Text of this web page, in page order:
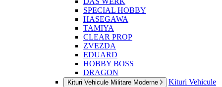
SPECIAL HOBBY
HASEGAWA
TAMIYA
CLEAR PROP
ZVEZDA
EDUARD
HOBBY BOSS
DRAGON
Kituri Vehicule Militare Moderne
Kituri Vehicule